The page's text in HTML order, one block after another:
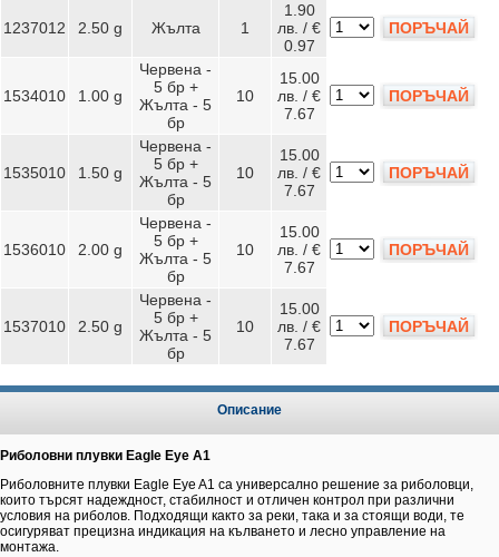
1237012 2.50 g Жълта 1
1.90
лв. / €
0.97
ПОРЪЧАЙ
1534010 1.00 g
Червена -
5 бр +
Жълта - 5
бр
10
15.00
лв. / €
7.67
ПОРЪЧАЙ
1535010 1.50 g
Червена -
5 бр +
Жълта - 5
бр
10
15.00
лв. / €
7.67
ПОРЪЧАЙ
1536010 2.00 g
Червена -
5 бр +
Жълта - 5
бр
10
15.00
лв. / €
7.67
ПОРЪЧАЙ
1537010 2.50 g
Червена -
5 бр +
Жълта - 5
бр
10
15.00
лв. / €
7.67
ПОРЪЧАЙ
Описание
Риболовни плувки Eagle Eye A1
Риболовните плувки Eagle Eye A1 са универсално решение за риболовци,
които търсят надеждност, стабилност и отличен контрол при различни
условия на риболов. Подходящи както за реки, така и за стоящи води, те
осигуряват прецизна индикация на кълването и лесно управление на
монтажа.